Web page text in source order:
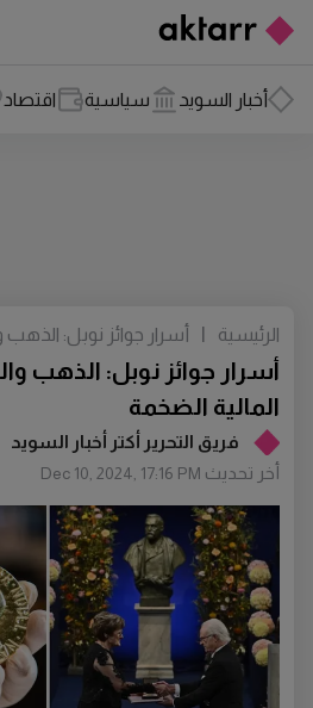
أخبار السويد سياسية اقتصاد
فريق التحرير أكتر أخبار السويد
أخر تحديث Dec 10, 2024, 17:16 PM
أسرار جوائز نوبل: الذهب
المالية الضخمة
الرئيسية |
أسرار جوائز نوبل: الذهب
المالية الضخمة